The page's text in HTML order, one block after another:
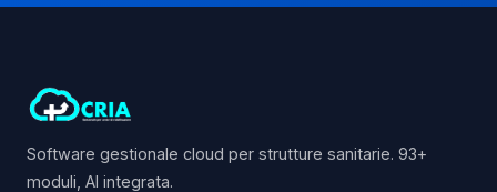
Software gestionale cloud per strutture sanitarie. 93+
moduli, AI integrata.